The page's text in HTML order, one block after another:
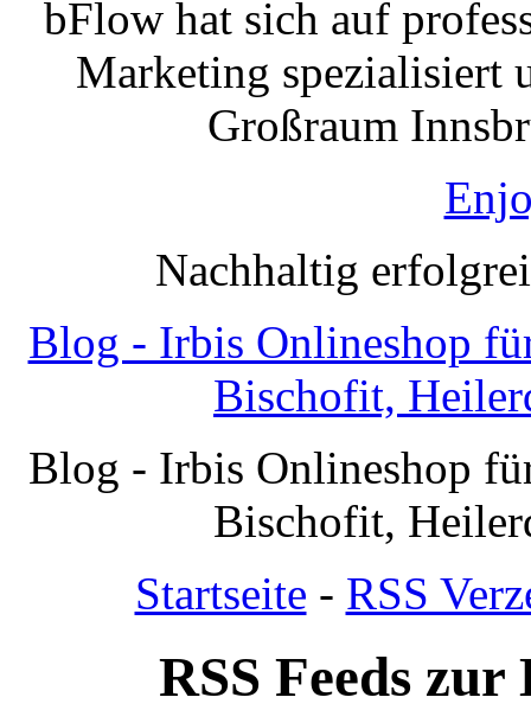
bFlow hat sich auf
Marketing spezialisiert
Großraum
Nachhaltig
Blog - Irbis Onlineshop
Bischofit,
Blog - Irbis Onlineshop
Bischofit,
Startseite - RSS
RSS Feeds